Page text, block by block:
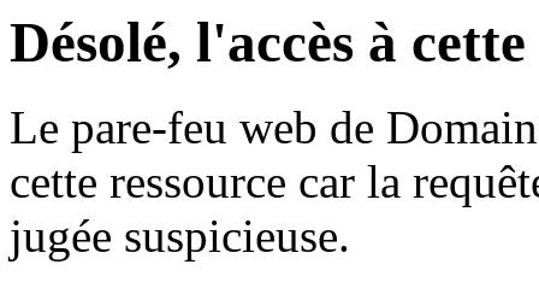
Désolé, l'accès à
Le pare-feu web de
cette ressource car la
jugée suspicieuse.